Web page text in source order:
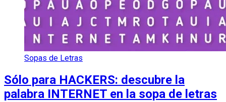
Sopas de Letras
Sólo para HACKERS: descubre la
palabra INTERNET en la sopa de letras